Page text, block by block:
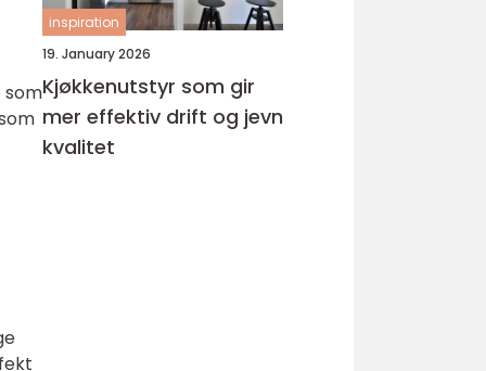
som
inspiration
19. January 2026
Kjøkkenutstyr som gir
mer effektiv drift og jevn
kvalitet